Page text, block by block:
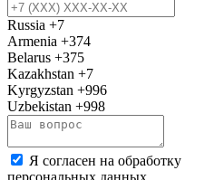
Russia +7
Armenia +374
Belarus +375
Kazakhstan +7
Kyrgyzstan +996
Uzbekistan +998
Я согласен на обработку
персональных данных